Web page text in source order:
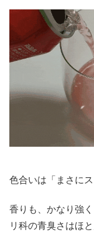
色合いは「まさに
香りも、かなり強
リ科の青臭さはほ